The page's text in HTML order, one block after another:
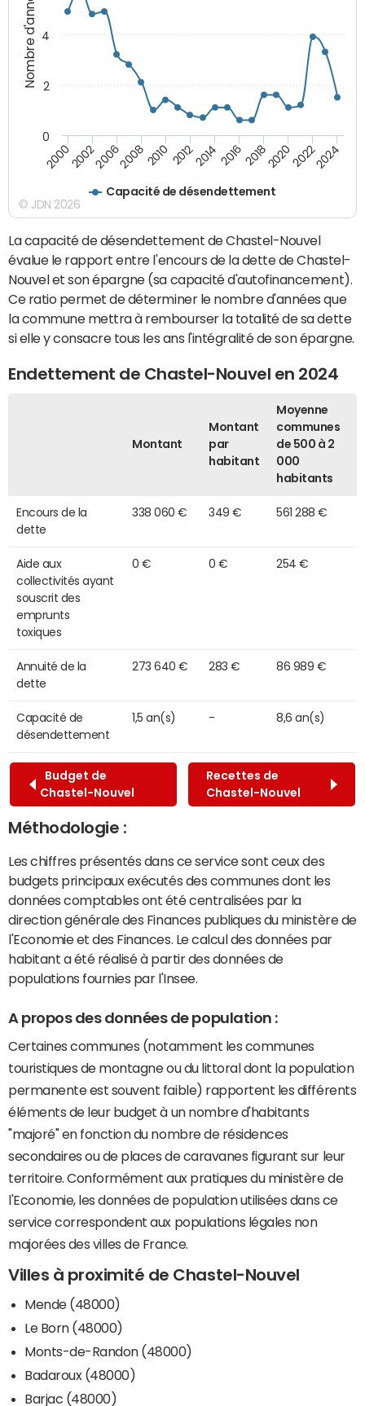
Nombre d'années
Capacité de désendettement
20002002200620082010 2012201420162018202020222024
0
2
4
© JDN 2026
La capacité de désendettement de Chastel-Nouvel
évalue le rapport entre l'encours de la dette de Chastel-
Nouvel et son épargne (sa capacité d'autofinancement).
Ce ratio permet de déterminer le nombre d'années que
la commune mettra à rembourser la totalité de sa dette
si elle y consacre tous les ans l'intégralité de son épargne.
Endettement de Chastel-Nouvel en 2024
Montant
Montant
par
habitant
Moyenne
communes
de 500 à 2
000
habitants
Encours de la
dette
338 060 € 349 € 561 288 €
Aide aux
collectivités ayant
souscrit des
emprunts
toxiques
0 € 0 € 254 €
Annuité de la
dette
273 640 € 283 € 86 989 €
Capacité de
désendettement
1,5 an(s) - 8,6 an(s)
Budget de
Chastel-Nouvel
Recettes de
Chastel-Nouvel
Méthodologie :
Les chiffres présentés dans ce service sont ceux des
budgets principaux exécutés des communes dont les
données comptables ont été centralisées par la
direction générale des Finances publiques du ministère de
l'Economie et des Finances. Le calcul des données par
habitant a été réalisé à partir des données de
populations fournies par l'Insee.
A propos des données de population :
Certaines communes (notamment les communes
touristiques de montagne ou du littoral dont la population
permanente est souvent faible) rapportent les différents
éléments de leur budget à un nombre d'habitants
"majoré" en fonction du nombre de résidences
secondaires ou de places de caravanes figurant sur leur
territoire. Conformément aux pratiques du ministère de
l'Economie, les données de population utilisées dans ce
service correspondent aux populations légales non
majorées des villes de France.
Villes à proximité de Chastel-Nouvel
Mende (48000)
Le Born (48000)
Monts-de-Randon (48000)
Badaroux (48000)
Barjac (48000)